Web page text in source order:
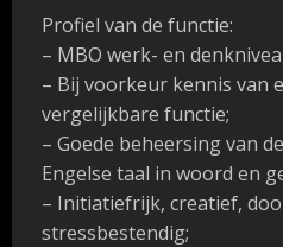
Profiel van de functie:
– MBO werk- en
– Bij voorkeur kennis van
vergelijkbare functie;
– Goede beheersing van
Engelse taal in woord en
– Initiatiefrijk, creatief,
stressbestendig;